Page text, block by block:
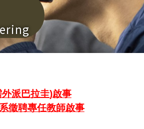
派巴拉圭)啟事
徵聘專任教師啟事